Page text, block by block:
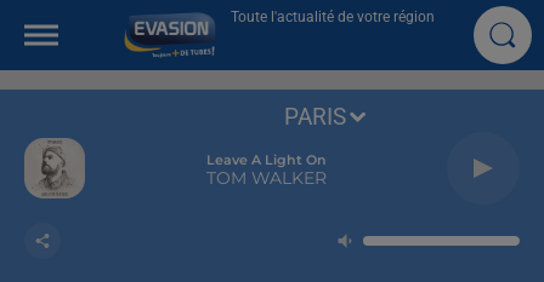
Toute l'actualité de votre région
Leave A Light On
TOM WALKER
PARIS